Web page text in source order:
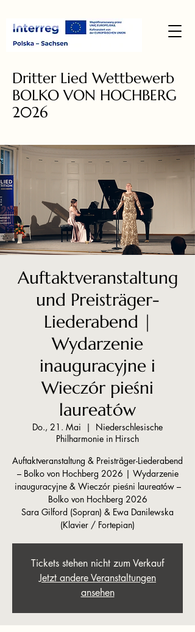
Dritter Lied Wettbewerb
BOLKO VON HOCHBERG
2026
Auftaktveranstaltung
und Preisträger-
Liederabend |
Wydarzenie
inauguracyjne i
Wieczór pieśni
laureatów
Do., 21. Mai
  |
Niederschlesische
Philharmonie in Hirsch
Auftaktveranstaltung & Preisträger-Liederabend
– Bolko von Hochberg 2026 | Wydarzenie
inauguracyjne & Wieczór pieśni laureatów –
Bolko von Hochberg 2026
Sara Gilford (Sopran) & Ewa Danilewska
(Klavier / Fortepian)
Tickets stehen nicht zum Verkauf
Jetzt andere Veranstaltungen
ansehen